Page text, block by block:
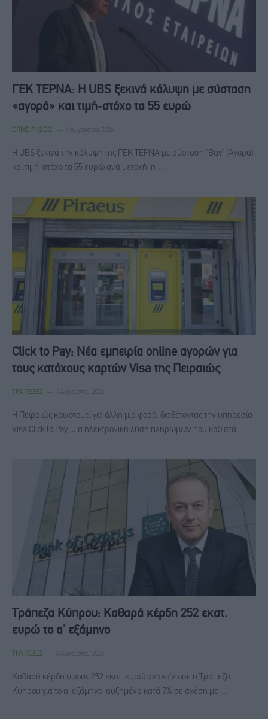
ΓΕΚ ΤΕΡΝΑ: Η UBS ξεκινά κάλυψη με σύσταση
«αγορά» και τιμή-στόχο τα 55 ευρώ
ΕΠΙΧΕΙΡΉΣΕΙΣ 4 Αυγούστου, 2026
Η UBS ξεκινά την κάλυψη της ΓΕΚ ΤΕΡΝΑ με σύσταση "Buy" (Αγορά)
και τιμή-στόχο τα 55 ευρώ ανά μετοχή, η…
Click to Pay: Nέα εμπειρία online αγορών για
τους κατόχους καρτών Visa της Πειραιώς
ΤΡΆΠΕΖΕΣ 4 Αυγούστου, 2026
Η Πειραιώς καινοτομεί για άλλη μια φορά, διαθέτοντας την υπηρεσία
Visa Click to Pay, μια ηλεκτρονική λύση πληρωμών που καθιστά…
Τράπεζα Κύπρου: Καθαρά κέρδη 252 εκατ.
ευρώ το α’ εξάμηνο
ΤΡΆΠΕΖΕΣ 4 Αυγούστου, 2026
Καθαρά κέρδη ύψους 252 εκατ. ευρώ ανακοίνωσε η Τράπεζα
Κύπρου για το α’ εξάμηνο, αυξημένα κατά 7% σε σχέση με…